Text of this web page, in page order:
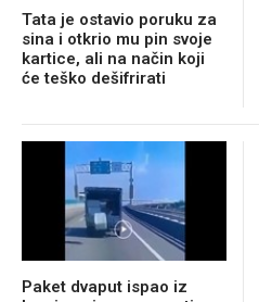
Tata je ostavio poruku za
sina i otkrio mu pin svoje
kartice, ali na način koji
će teško dešifrirati
Paket dvaput ispao iz